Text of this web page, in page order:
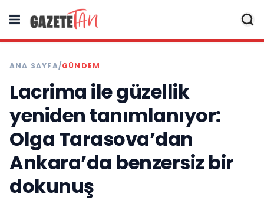
ANA SAYFA/GÜNDEM
Lacrima ile güzellik
yeniden tanımlanıyor:
Olga Tarasova’dan
Ankara’da benzersiz bir
dokunuş